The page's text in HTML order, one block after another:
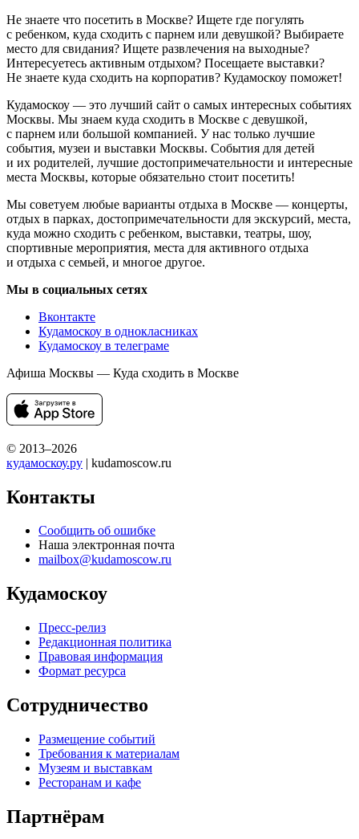
Не знаете что посетить в Москве? Ищете где погулять
с ребенком, куда сходить с парнем или девушкой? Выбираете
место для свидания? Ищете развлечения на выходные?
Интересуетесь активным отдыхом? Посещаете выставки?
Не знаете куда сходить на корпоратив? Кудамоскоу поможет!
Кудамоскоу — это лучший сайт о самых интересных событиях
Москвы. Мы знаем куда сходить в Москве с девушкой,
с парнем или большой компанией. У нас только лучшие
события, музеи и выставки Москвы. События для детей
и их родителей, лучшие достопримечательности и интересные
места Москвы, которые обязательно стоит посетить!
Мы советуем любые варианты отдыха в Москве — концерты,
отдых в парках, достопримечательности для экскурсий, места,
куда можно сходить с ребенком, выставки, театры, шоу,
спортивные мероприятия, места для активного отдыха
и отдыха с семьей, и многое другое.
Мы в социальных сетях
Вконтакте
Кудамоскоу в однокласниках
Кудамоскоу в телеграме
Афиша Москвы — Куда сходить в Москве
© 2013–2026
кудамоскоу.ру | kudamoscow.ru
Контакты
Сообщить об ошибке
Наша электронная почта
mailbox@kudamoscow.ru
Кудамоскоу
Пресс-релиз
Редакционная политика
Правовая информация
Формат ресурса
Сотрудничество
Размещение событий
Требования к материалам
Музеям и выставкам
Ресторанам и кафе
Партнёрам